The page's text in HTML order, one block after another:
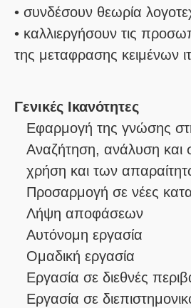
• συνδέσουν θεωρία
• καλλιεργήσουν τις
της μεταφρασης κειμένων
Γενικές Ικανότητες
Εφαρμογή της γνώσης
Αναζήτηση, ανάλυση και
χρήση και των
Προσαρμογή σε νέες
Λήψη αποφάσεων
Αυτόνομη εργασία
Ομαδική εργασία
Εργασία σε διεθνές
Εργασία σε